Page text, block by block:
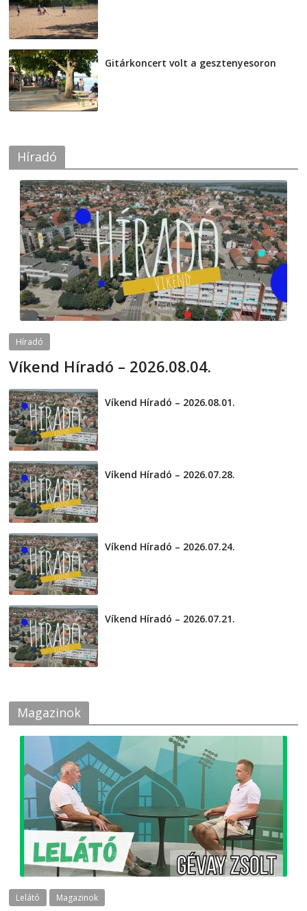
Gitárkoncert volt a gesztenyesoron
Híradó
Híradó
Víkend Híradó – 2026.08.04.
Víkend Híradó – 2026.08.01.
Víkend Híradó – 2026.07.28.
Víkend Híradó – 2026.07.24.
Víkend Híradó – 2026.07.21.
Magazinok
Lelátó Magazinok